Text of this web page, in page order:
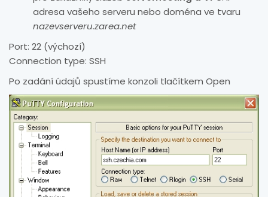
adresa vašeho serveru nebo doména ve tvaru
nazevserveru.zarea.net
Port: 22 (výchozí)
Connection type: SSH
Po zadání údajů spustíme konzoli tlačítkem Open